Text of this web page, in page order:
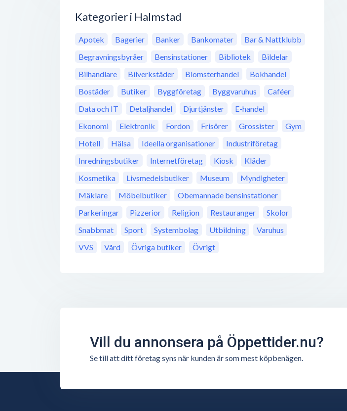
Kategorier i Halmstad
Apotek Bagerier Banker Bankomater
Bar & Nattklubb
Begravningsbyråer
Bensinstationer Bibliotek
Bildelar
Bilhandlare
Bilverkstäder Blomsterhandel
Bokhandel
Bostäder
Butiker Byggföretag Byggvaruhus
Caféer
Data och IT
Detaljhandel Djurtjänster
E-handel
Ekonomi
Elektronik Fordon Frisörer Grossister
Gym
Hotell
Hälsa Ideella organisationer
Industriföretag
Inredningsbutiker
Internetföretag Kiosk
Kläder
Kosmetika
Livsmedelsbutiker Museum
Myndigheter
Mäklare
Möbelbutiker
Obemannade bensinstationer
Parkeringar
Pizzerior Religion Restauranger
Skolor
Snabbmat
Sport Systembolag Utbildning
Varuhus
VVS
Vård Övriga butiker Övrigt
Vill du annonsera på Öppettider.nu?
Se till att ditt företag syns när kunden är som mest köpbenägen.